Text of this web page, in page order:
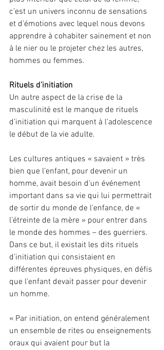
c’est un univers inconnu de sensations
et d’émotions avec lequel nous devons
apprendre à cohabiter sainement et non
à le nier ou le projeter chez les autres,
hommes ou femmes.
Rituels d’initiation
Un autre aspect de la crise de la
masculinité est le manque de rituels
d’initiation qui marquent à l’adolescence
le début de la vie adulte.
Les cultures antiques « savaient » très
bien que l’enfant, pour devenir un
homme, avait besoin d’un événement
important dans sa vie qui lui permettrait
de sortir du monde de l’enfance, de «
l’étreinte de la mère » pour entrer dans
le monde des hommes – des guerriers.
Dans ce but, il existait les dits rituels
d’initiation qui consistaient en
différentes épreuves physiques, en défis
que l’enfant devait passer pour devenir
un homme.
« Par initiation, on entend généralement
un ensemble de rites ou enseignements
oraux qui avaient pour but la